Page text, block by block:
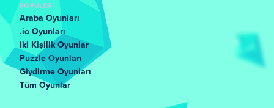
POPÜLER
Araba Oyunları
.io Oyunları
Iki Kişilik Oyunlar
Puzzle Oyunları
Giydirme Oyunları
Tüm Oyunlar